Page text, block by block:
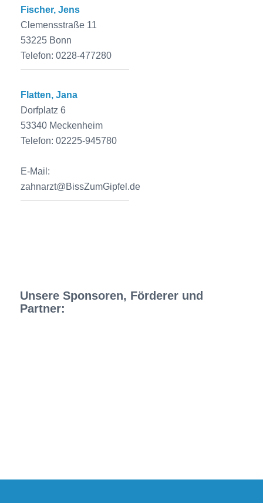
Fischer, Jens
Clemensstraße 11
53225 Bonn
Telefon: 0228-477280
Flatten, Jana
Dorfplatz 6
53340 Meckenheim
Telefon: 02225-945780
E-Mail:
zahnarzt@BissZumGipfel.de
Unsere Sponsoren, Förderer und
Partner: